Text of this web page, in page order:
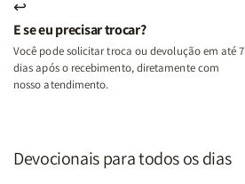
↩
E se eu precisar trocar?
Você pode solicitar troca ou devolução em até 7
dias após o recebimento, diretamente com
nosso atendimento.
Devocionais para todos os dias